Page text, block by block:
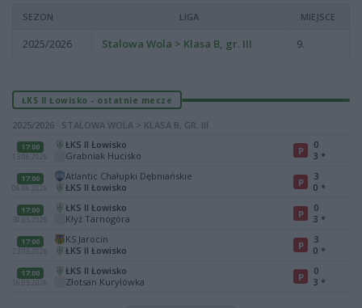
SEZON LIGA MIEJSCE
2025/2026 Stalowa Wola > Klasa B, gr. III 9.
ŁKS II Łowisko - ostatnie mecze
2025/2026 · STALOWA WOLA > KLASA B, GR. III
17:00
13.06.2026
ŁKS II Łowisko
Grabniak Hucisko
P
0
3 *
17:00
06.06.2026
Atlantic Chałupki Dębniańskie
ŁKS II Łowisko
P
3
0 *
17:00
30.05.2026
ŁKS II Łowisko
Kłyż Tarnogóra
P
0
3 *
17:00
23.05.2026
KS Jarocin
ŁKS II Łowisko
P
3
0 *
17:00
16.05.2026
ŁKS II Łowisko
Złotsan Kuryłówka
P
0
3 *